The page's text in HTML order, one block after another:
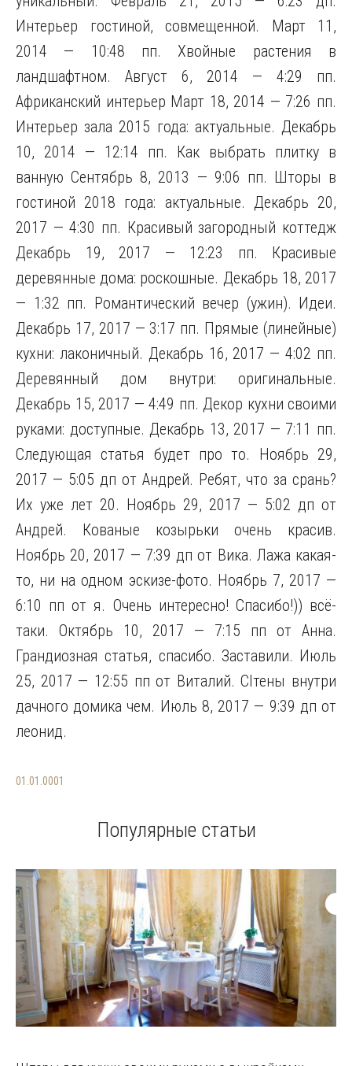
Интерьер гостиной, совмещенной. Март 11,
2014 — 10:48 пп. Хвойные растения в
ландшафтном. Август 6, 2014 — 4:29 пп.
Африканский интерьер Март 18, 2014 — 7:26 пп.
Интерьер зала 2015 года: актуальные. Декабрь
10, 2014 — 12:14 пп. Как выбрать плитку в
ванную Сентябрь 8, 2013 — 9:06 пп. Шторы в
гостиной 2018 года: актуальные. Декабрь 20,
2017 — 4:30 пп. Красивый загородный коттедж
Декабрь 19, 2017 — 12:23 пп. Красивые
деревянные дома: роскошные. Декабрь 18, 2017
— 1:32 пп. Романтический вечер (ужин). Идеи.
Декабрь 17, 2017 — 3:17 пп. Прямые (линейные)
кухни: лаконичный. Декабрь 16, 2017 — 4:02 пп.
Деревянный дом внутри: оригинальные.
Декабрь 15, 2017 — 4:49 пп. Декор кухни своими
руками: доступные. Декабрь 13, 2017 — 7:11 пп.
Следующая статья будет про то. Ноябрь 29,
2017 — 5:05 дп от Андрей. Ребят, что за срань?
Их уже лет 20. Ноябрь 29, 2017 — 5:02 дп от
Андрей. Кованые козырьки очень красив.
Ноябрь 20, 2017 — 7:39 дп от Вика. Лажа какая-
то, ни на одном эскизе-фото. Ноябрь 7, 2017 —
6:10 пп от я. Очень интересно! Спасибо!)) всё-
таки. Октябрь 10, 2017 — 7:15 пп от Анна.
Грандиозная статья, спасибо. Заставили. Июль
25, 2017 — 12:55 пп от Виталий. Сlтены внутри
дачного домика чем. Июль 8, 2017 — 9:39 дп от
леонид.
01.01.0001
Популярные статьи